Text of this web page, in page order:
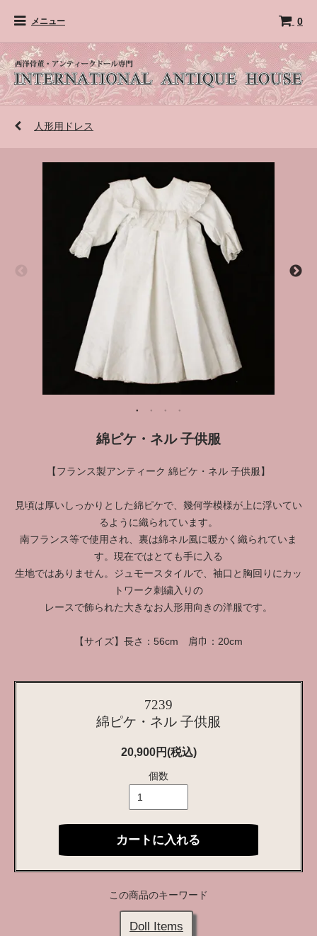
メニュー 0
人形用ドレス
綿ピケ・ネル 子供服
【フランス製アンティーク 綿ピケ・ネル 子供服】
見頃は厚いしっかりとした綿ピケで、幾何学模様が上に浮いてい
るように織られています。
南フランス等で使用され、裏は綿ネル風に暖かく織られていま
す。現在ではとても手に入る
生地ではありません。ジュモースタイルで、袖口と胸回りにカッ
トワーク刺繍入りの
レースで飾られた大きなお人形用向きの洋服です。
【サイズ】長さ：56cm 肩巾：20cm
7239
綿ピケ・ネル 子供服
20,900円(税込)
個数
カートに入れる
この商品のキーワード
Doll Items